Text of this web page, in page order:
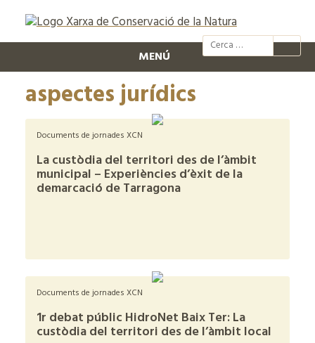
@xcn.cat
MENÚ
aspectes jurídics
Documents de jornades XCN
La custòdia del territori des de l’àmbit
municipal – Experiències d’èxit de la
demarcació de Tarragona
Documents de jornades XCN
1r debat públic HidroNet Baix Ter: La
custòdia del territori des de l’àmbit local